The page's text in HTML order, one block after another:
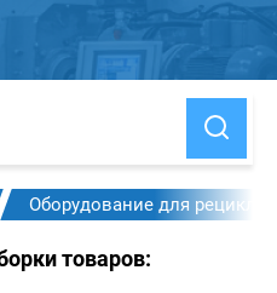
Оборудование для
товаров: